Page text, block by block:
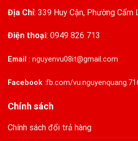
Địa Chỉ: 339 Huy Cận, Phường Cẩm
Điện thoại: 0949 826 713
Email : nguyenvu08it@gmail.com
Facebook :fb.com/
Chính sách
Chính sách đổi trả hàng